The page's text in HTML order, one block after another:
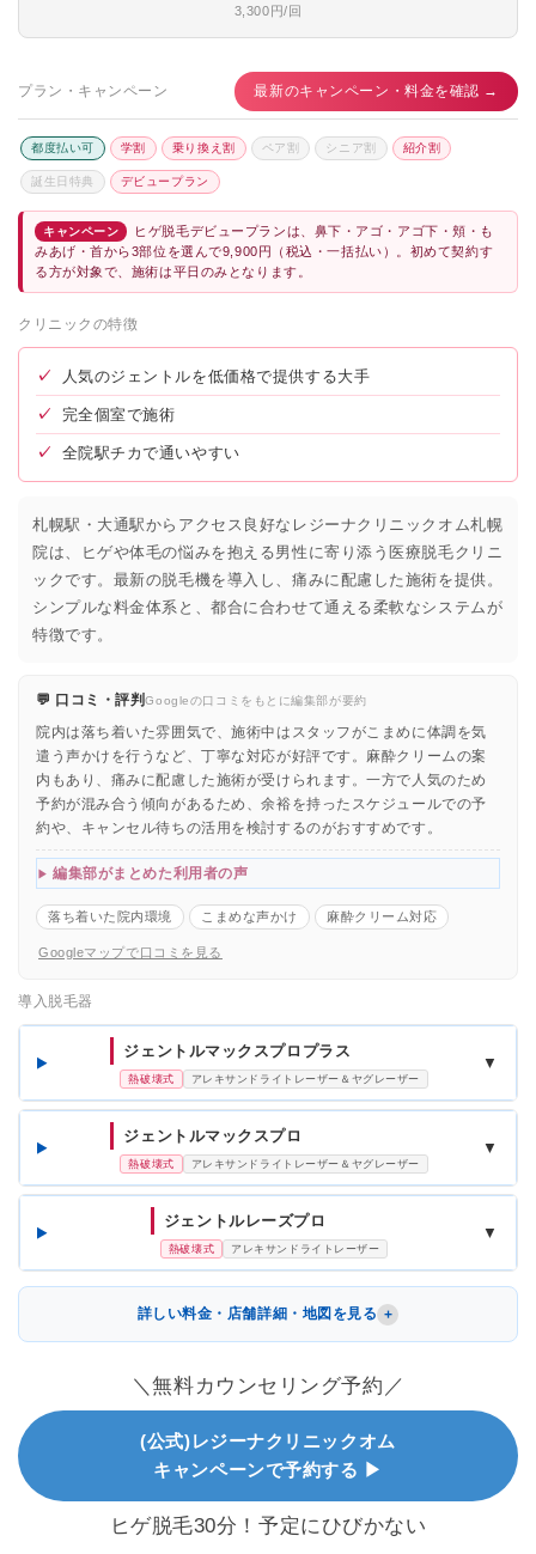
3,300円/回
プラン・キャンペーン 最新のキャンペーン・料金を確認 →
都度払い可 学割 乗り換え割 ペア割 シニア割 紹介割
誕生日特典 デビュープラン
キャンペーン
ヒゲ脱毛デビュープランは、鼻下・アゴ・アゴ下・頬・も
みあげ・首から3部位を選んで9,900円（税込・一括払い）。初めて契約す
る方が対象で、施術は平日のみとなります。
クリニックの特徴
✓ 人気のジェントルを低価格で提供する大手
✓ 完全個室で施術
✓ 全院駅チカで通いやすい
札幌駅・大通駅からアクセス良好なレジーナクリニックオム札幌
院は、ヒゲや体毛の悩みを抱える男性に寄り添う医療脱毛クリニ
ックです。最新の脱毛機を導入し、痛みに配慮した施術を提供。
シンプルな料金体系と、都合に合わせて通える柔軟なシステムが
特徴です。
💬 口コミ・評判Googleの口コミをもとに編集部が要約
院内は落ち着いた雰囲気で、施術中はスタッフがこまめに体調を気
遣う声かけを行うなど、丁寧な対応が好評です。麻酔クリームの案
内もあり、痛みに配慮した施術が受けられます。一方で人気のため
予約が混み合う傾向があるため、余裕を持ったスケジュールでの予
約や、キャンセル待ちの活用を検討するのがおすすめです。
編集部がまとめた利用者の声
落ち着いた院内環境 こまめな声かけ 麻酔クリーム対応
Googleマップで口コミを見る
導入脱毛器
ジェントルマックスプロプラス
熱破壊式 アレキサンドライトレーザー＆ヤグレーザー
▼
ジェントルマックスプロ
熱破壊式 アレキサンドライトレーザー＆ヤグレーザー
▼
ジェントルレーズプロ
熱破壊式 アレキサンドライトレーザー
▼
詳しい料金・店舗詳細・地図を見る
＼無料カウンセリング予約／
(公式)レジーナクリニックオム
キャンペーンで予約する ▶
ヒゲ脱毛30分！予定にひびかない